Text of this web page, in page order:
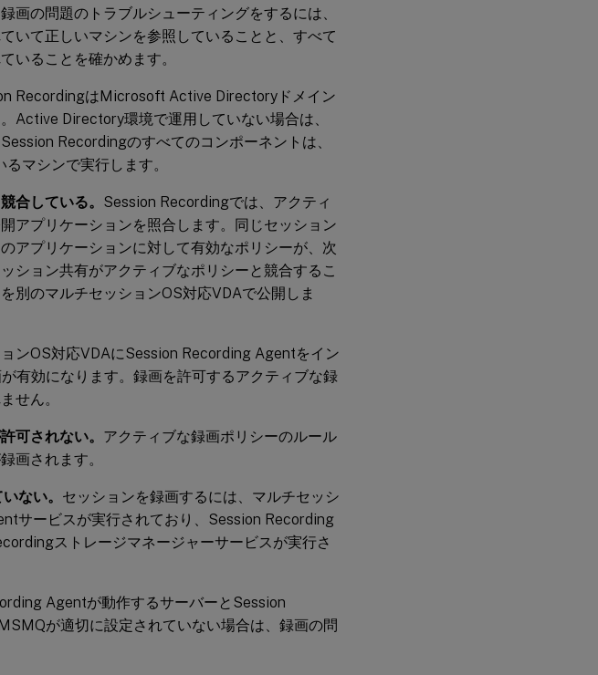
画の問題のトラブルシューティングをするには、
いて正しいマシンを参照していることと、すべて
いることを確かめます。
RecordingはMicrosoft Active Directoryドメイン
Active Directory環境で運用していない場合は、
Recordingのすべてのコンポーネントは、
マシンで実行します。
合している。 Session Recordingでは、アクティ
アプリケーションを照合します。同じセッション
アプリケーションに対して有効なポリシーが、次
ション共有がアクティブなポリシーと競合するこ
別のマルチセッションOS対応VDAで公開しま
ンOS対応VDAにSession Recording Agentをイン
有効になります。録画を許可するアクティブな録
せん。
可されない。 アクティブな録画ポリシーのルール
画されます。
ない。 セッションを録画するには、マルチセッシ
サービスが実行されており、Session Recording
ストレージマネージャーサービスが実行さ
Agentが動作するサーバーとSession
が適切に設定されていない場合は、録画の問